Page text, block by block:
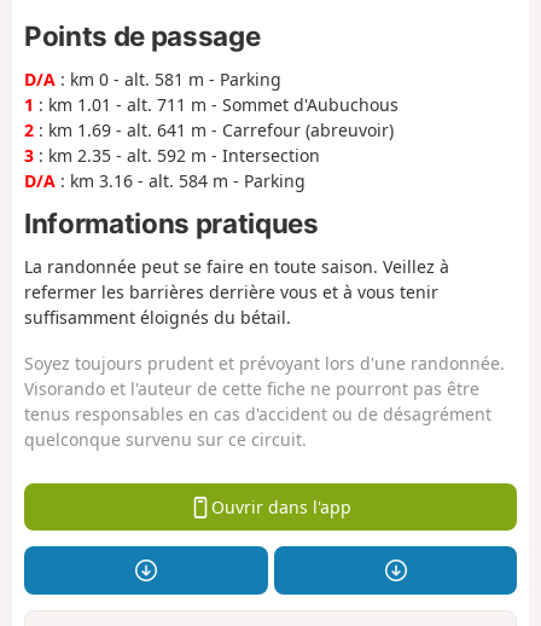
Points de passage
D/A : km 0 - alt. 581 m - Parking
1 : km 1.01 - alt. 711 m - Sommet d'Aubuchous
2 : km 1.69 - alt. 641 m - Carrefour (abreuvoir)
3 : km 2.35 - alt. 592 m - Intersection
D/A : km 3.16 - alt. 584 m - Parking
Informations pratiques
La randonnée peut se faire en toute saison. Veillez à
refermer les barrières derrière vous et à vous tenir
suffisamment éloignés du bétail.
Soyez toujours prudent et prévoyant lors d'une randonnée.
Visorando et l'auteur de cette fiche ne pourront pas être
tenus responsables en cas d'accident ou de désagrément
quelconque survenu sur ce circuit.
Ouvrir dans l'app